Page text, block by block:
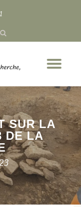
SUR LA
DE LA